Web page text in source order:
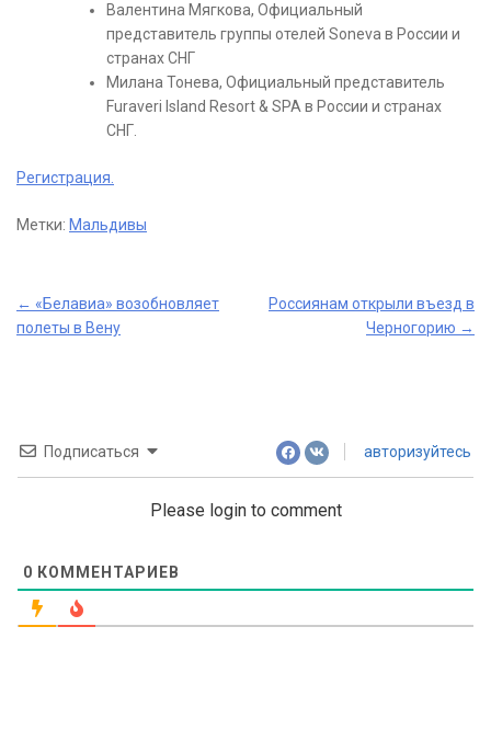
Валентина Мягкова, Официальный
представитель группы отелей Soneva в России и
странах СНГ
Милана Тонева, Официальный представитель
Furaveri Island Resort & SPA в России и странах
СНГ.
Регистрация.
Метки: Мальдивы
Post
← «Белавиа» возобновляет
полеты в Вену
Россиянам открыли въезд в
Черногорию →
Подписаться авторизуйтесь
Please login to comment
0 КОММЕНТАРИЕВ